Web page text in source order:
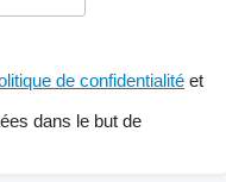
de confidentialité et
dans le but de